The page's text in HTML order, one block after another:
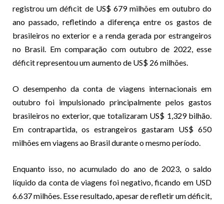
registrou um déficit de US$ 679 milhões em outubro do
ano passado, refletindo a diferença entre os gastos de
brasileiros no exterior e a renda gerada por estrangeiros
no Brasil. Em comparação com outubro de 2022, esse
déficit representou um aumento de US$ 26 milhões.
O desempenho da conta de viagens internacionais em
outubro foi impulsionado principalmente pelos gastos
brasileiros no exterior, que totalizaram US$ 1,329 bilhão.
Em contrapartida, os estrangeiros gastaram US$ 650
milhões em viagens ao Brasil durante o mesmo período.
Enquanto isso, no acumulado do ano de 2023, o saldo
líquido da conta de viagens foi negativo, ficando em USD
6.637 milhões. Esse resultado, apesar de refletir um déficit,